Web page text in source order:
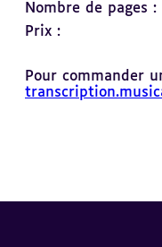
Nombre de pages :
Prix :
Pour commander